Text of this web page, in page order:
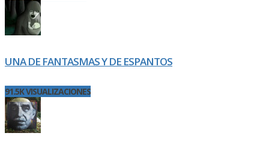
UNA DE FANTASMAS Y DE ESPANTOS
91.5K VISUALIZACIONES